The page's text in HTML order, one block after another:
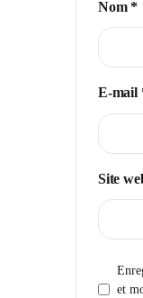
Nom *
E-mail
Site
et